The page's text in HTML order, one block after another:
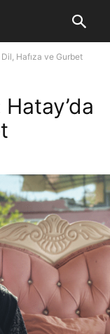
Hafıza ve Gurbet